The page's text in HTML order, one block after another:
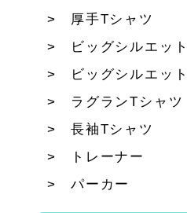
厚手Tシャツ
ビッグシルエッ
ビッグシルエッ
ラグランTシャツ
長袖Tシャツ
トレーナー
パーカー